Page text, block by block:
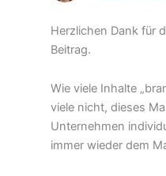
Herzlichen Dank für
Beitrag.
Wie viele Inhalte
viele nicht, dieses
Unternehmen
immer wieder dem